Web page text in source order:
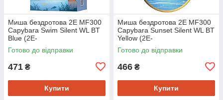
Миша бездротова 2E MF300
Capybara Swim Silent WL BT
Blue (2E-
MF300WCAPIBARABL)
Готово до відправки
471 ₴
Купити
Миша бездротова 2E MF300
Capybara Sunset Silent WL BT
Yellow (2E-
MF300WCAPIBARAYW)
Готово до відправки
466 ₴
Купити